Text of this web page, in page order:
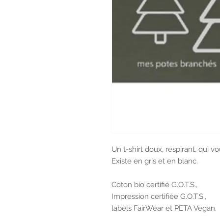
Un t-shirt doux, respirant, qui
Existe en gris et en blanc.
Coton bio certifié G.O.T.S.,
Impression certifiée G.O.T.S.,
labels FairWear et PETA Vegan.